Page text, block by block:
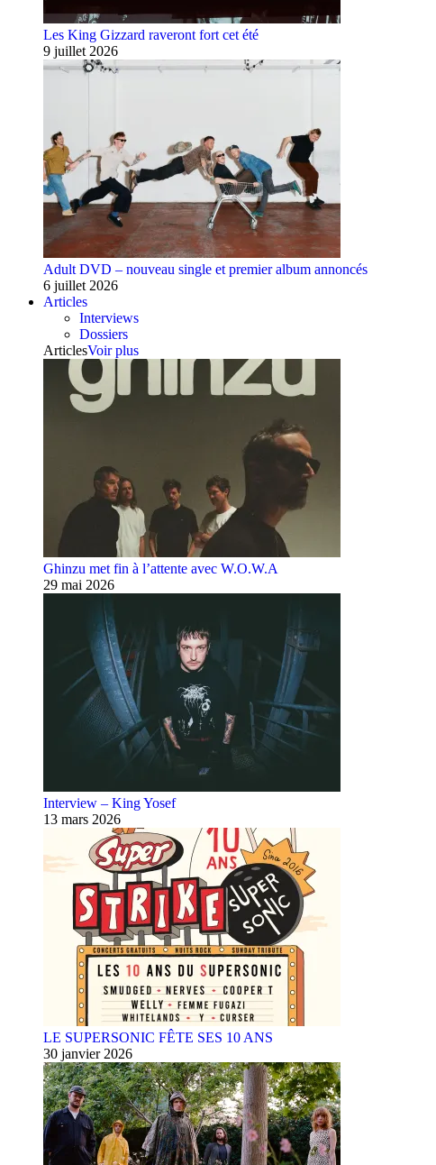
Les King Gizzard raveront fort cet été
9 juillet 2026
Adult DVD – nouveau single et premier album annoncés
6 juillet 2026
Articles
Interviews
Dossiers
ArticlesVoir plus
Ghinzu met fin à l’attente avec W.O.W.A
29 mai 2026
Interview – King Yosef
13 mars 2026
LE SUPERSONIC FÊTE SES 10 ANS
30 janvier 2026